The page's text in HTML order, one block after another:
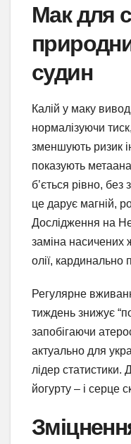
Мак для
судин
Калій у маку
нормалізуючи
зменшують ризик
показують
б’ється рівно,
це дарує магній,
Дослідження на
заміна насичених
олії, кардинально
Регулярне
тиждень знижує
запобігаючи
актуально для
лідер статистики.
йогурту – і серце